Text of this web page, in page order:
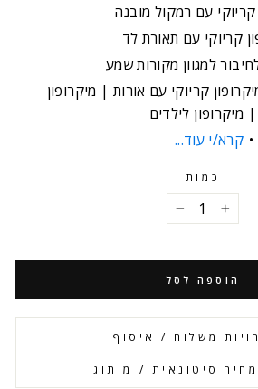
קריוקי עם רמקול מובנה
קריוקי עם תאורת לד
למגוון מקורות שמע
קריוקי עם אורות | מיקרופון
מיקרופון לילדים
קרא/י עוד...
כמות
+
הוספה לסל
משלוח / איסוף
סיטונאית / מיתוג